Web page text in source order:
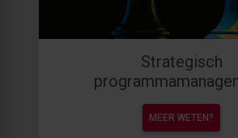
Strategisch
MEER WETEN?